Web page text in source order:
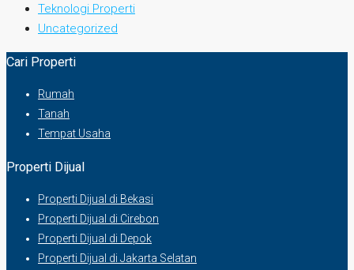
Teknologi Properti
Uncategorized
Cari Properti
Rumah
Tanah
Tempat Usaha
Properti Dijual
Properti Dijual di Bekasi
Properti Dijual di Cirebon
Properti Dijual di Depok
Properti Dijual di Jakarta Selatan